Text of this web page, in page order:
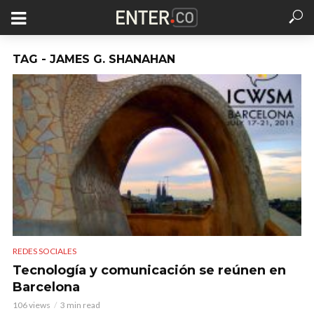
TAG - JAMES G. SHANAHAN
REDES SOCIALES
Tecnología y comunicación se reúnen en
Barcelona
106 views 3 min read